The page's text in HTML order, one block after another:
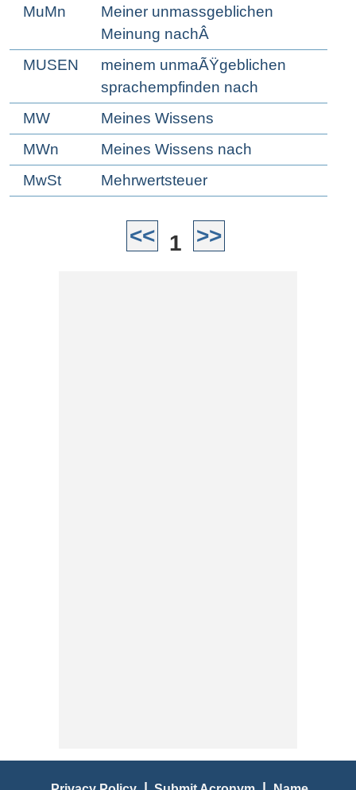
MuMn
Meiner unmassgeblichen
Meinung nachÂ
MUSEN
meinem unmaÃŸgeblichen
sprachempfinden nach
MW
Meines Wissens
MWn
Meines Wissens nach
MwSt
Mehrwertsteuer
<< 1 >>